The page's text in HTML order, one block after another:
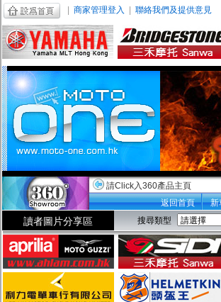
商家管理登入 聯絡我們及提供意見
請Click入360產品主頁
返回首頁
新
讀者圖片分享區 搜尋類型